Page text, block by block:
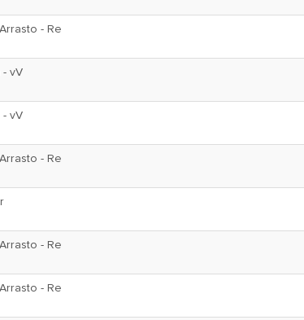
- Re
- vV
- vV
- Re
- Re
- Re